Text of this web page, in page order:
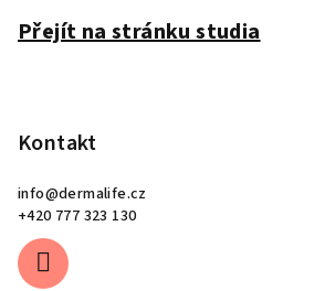
Přejít na stránku studia
Kontakt
info@dermalife.cz
+420 777 323 130